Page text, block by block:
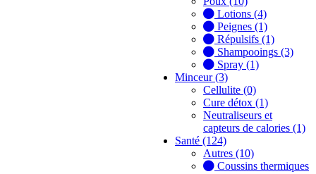
Lotions (4)
Peignes (1)
Répulsifs (1)
Shampooings (3)
Spray (1)
Minceur (3)
Cellulite (0)
Cure détox (1)
Neutraliseurs et
capteurs de calories (1)
Santé (124)
Autres (10)
Coussins thermiques